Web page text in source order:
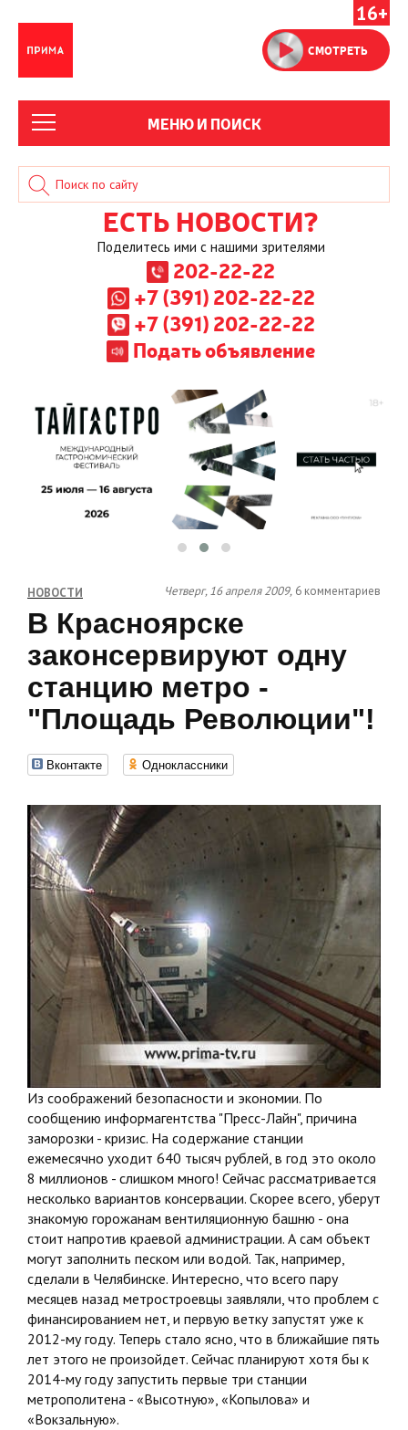
16+
СМОТРЕТЬ
МЕНЮ И ПОИСК
ЕСТЬ НОВОСТИ?
Поделитесь ими с нашими зрителями
202-22-22
+7 (391) 202-22-22
+7 (391) 202-22-22
Подать объявление
НОВОСТИ Четверг, 16 апреля 2009, 6 комментариев
В Красноярске
законсервируют одну
станцию метро -
"Площадь Революции"!
Вконтакте Одноклассники
Из соображений безопасности и экономии. По
сообщению информагентства "Пресс-Лайн", причина
заморозки - кризис. На содержание станции
ежемесячно уходит 640 тысяч рублей, в год это около
8 миллионов - слишком много! Сейчас рассматривается
несколько вариантов консервации. Скорее всего, уберут
знакомую горожанам вентиляционную башню - она
стоит напротив краевой администрации. А сам объект
могут заполнить песком или водой. Так, например,
сделали в Челябинске. Интересно, что всего пару
месяцев назад метростроевцы заявляли, что проблем с
финансированием нет, и первую ветку запустят уже к
2012-му году. Теперь стало ясно, что в ближайшие пять
лет этого не произойдет. Сейчас планируют хотя бы к
2014-му году запустить первые три станции
метрополитена - «Высотную», «Копылова» и
«Вокзальную».